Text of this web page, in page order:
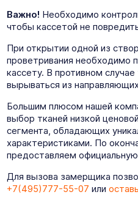
Важно! Необходимо
чтобы кассетой не
При открытии одной из
проветривания необходимо
кассету. В противном
вырываться из
Большим плюсом нашей
выбор тканей низкой
сегмента, обладающих
характеристиками. По
предоставляем
Для вызова замерщика
+7(495)777-55-07 или